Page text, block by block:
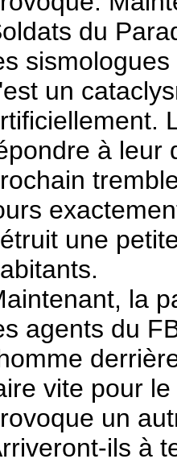
du
un
à leur
une
la
agents du
vite pour
un
ils à